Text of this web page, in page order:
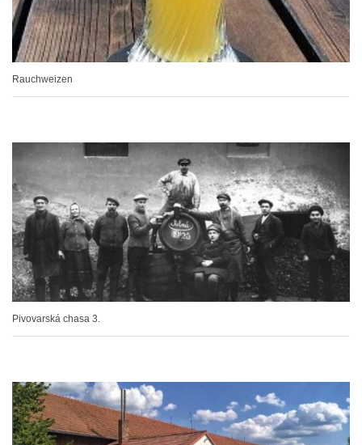
Rauchweizen
Pivovarská chasa 3.